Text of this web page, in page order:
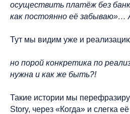
осуществить платёж без
как постоянно её забываю»…
Тут мы видим уже и
но порой конкретика по
нужна и как же быть?!
Такие истории мы
Story, через «Когда» и слегка её